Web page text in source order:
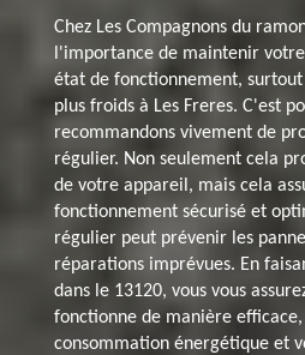
Chez Les Compagnons du
l'importance de maintenir
état de fonctionnement,
plus froids à Les Freres. C'est
recommandons vivement de
régulier. Non seulement cela
de votre appareil, mais cela
fonctionnement sécurisé et
régulier peut prévenir les
réparations imprévues. En
dans le 13120, vous vous
fonctionne de manière
consommation énergétique et